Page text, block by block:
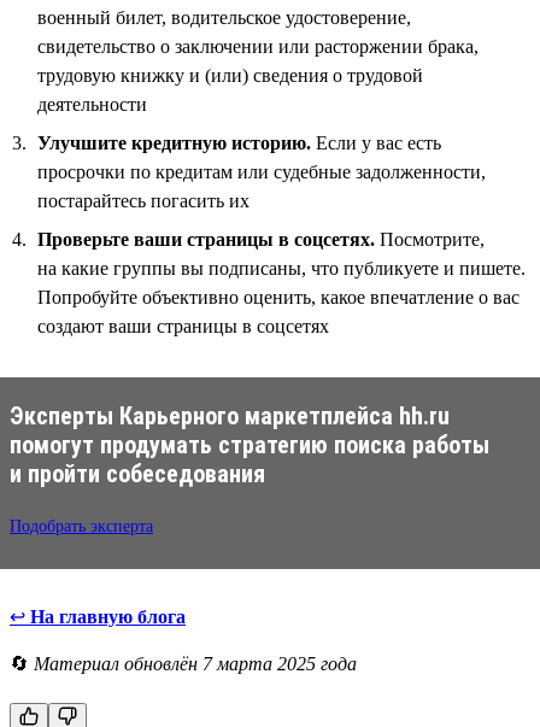
военный билет, водительское удостоверение,
свидетельство о заключении или расторжении брака,
трудовую книжку и (или) сведения о трудовой
деятельности
Улучшите кредитную историю. Если у вас есть
просрочки по кредитам или судебные задолженности,
постарайтесь погасить их
Проверьте ваши страницы в соцсетях. Посмотрите,
на какие группы вы подписаны, что публикуете и пишете.
Попробуйте объективно оценить, какое впечатление о вас
создают ваши страницы в соцсетях
Эксперты Карьерного маркетплейса hh.ru
помогут продумать стратегию поиска работы
и пройти собеседования
Подобрать эксперта
↩ На главную блога
🔄 Материал обновлён 7 марта 2025 года